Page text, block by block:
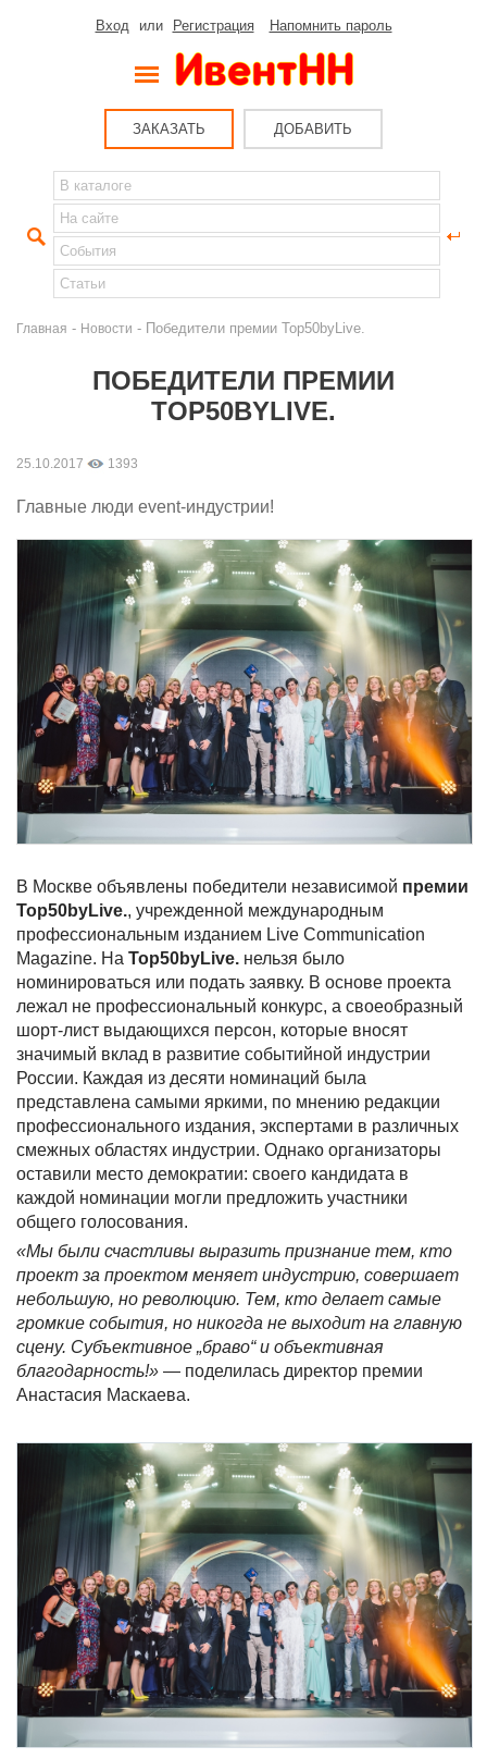
Вход или Регистрация Напомнить пароль
ЗАКАЗАТЬ ДОБАВИТЬ
Главная - Новости - Победители премии Top50byLive.
ПОБЕДИТЕЛИ ПРЕМИИ
TOP50BYLIVE.
25.10.2017 1393
Главные люди event-индустрии!
В Москве объявлены победители независимой премии
Top50byLive., учрежденной международным
профессиональным изданием Live Communication
Magazine. На Top50byLive. нельзя было
номинироваться или подать заявку. В основе проекта
лежал не профессиональный конкурс, а своеобразный
шорт-лист выдающихся персон, которые вносят
значимый вклад в развитие событийной индустрии
России. Каждая из десяти номинаций была
представлена самыми яркими, по мнению редакции
профессионального издания, экспертами в различных
смежных областях индустрии. Однако организаторы
оставили место демократии: своего кандидата в
каждой номинации могли предложить участники
общего голосования.
«Мы были счастливы выразить признание тем, кто
проект за проектом меняет индустрию, совершает
небольшую, но революцию. Тем, кто делает самые
громкие события, но никогда не выходит на главную
сцену. Субъективное „браво“ и объективная
благодарность!» — поделилась директор премии
Анастасия Маскаева.